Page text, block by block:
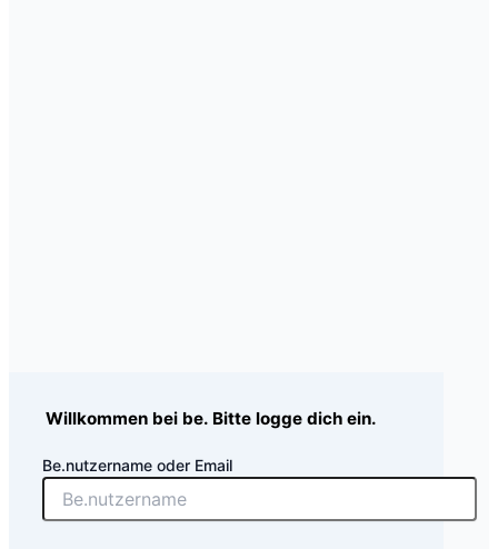
Willkommen bei be. Bitte logge dich ein.
Be.nutzername oder Email